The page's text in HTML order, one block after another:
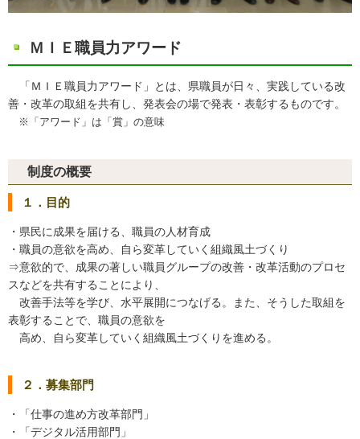
ＭＩＥ職員力アワード
「ＭＩＥ職員力アワード」とは、県職員が日々、実践している改
善・改革の取組を共有し、発表会の場で発表・表彰するものです。
※「アワード」は「賞」の意味
制度の概要
１．目的
・県民に成果を届ける、職員の人材育成
・職員の意欲を高め、自ら変革していく組織風土づくり
⇒意欲的で、成果の著しい職員グループの改善・改革活動のプロセ
スなどを共有することにより、
改善手法等を学び、水平展開につなげる。また、そうした取組を
表彰することで、職員の意欲を
高め、自ら変革していく組織風土づくりを進める。
２．募集部門
・「仕事の進め方改革部門」
・「デジタル活用部門」